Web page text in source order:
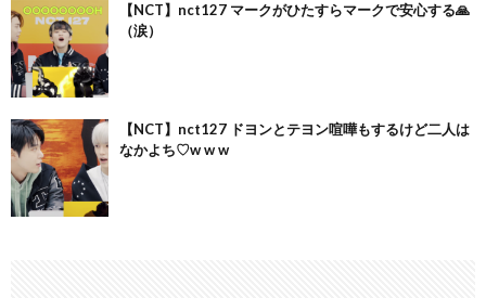
【NCT】nct127 マークがひたすらマークで安心する🙏
（涙）
【NCT】nct127 ドヨンとテヨン喧嘩もするけど二人は
なかよち♡w w w